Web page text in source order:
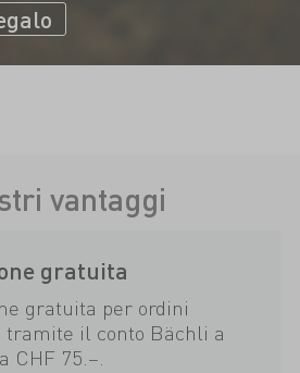
vantaggi
gratuita
gratuita per ordini
tramite il conto Bächli a
CHF 75.–.